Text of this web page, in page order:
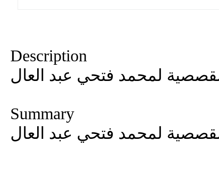
Description
لمحمد فتحي عبد العال
Summary
لمحمد فتحي عبد العال